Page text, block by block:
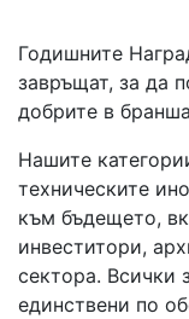
Годишните
завръщат, за да
добрите в
Нашите
техническите
към бъдещето,
инвеститори,
сектора. Всички
единствени по